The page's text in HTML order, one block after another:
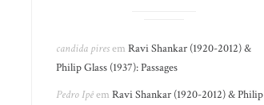
candida piresemRavi Shankar (1920-2012) &
Philip Glass (1937): Passages
Pedro IpêemRavi Shankar (1920-2012) & Philip